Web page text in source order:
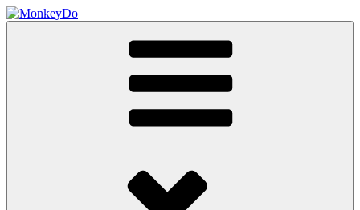
Ga
naar